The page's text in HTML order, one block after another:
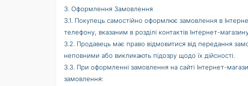
3. Оформлення Замовлення
3.1. Покупець самостійно оформлює замовлення в
телефону, вказаним в розділі контактів Інтернет-
3.2. Продавець має право відмовитися від передання
неповними або викликають підозру щодо їх дійсності.
3.3. При оформленні замовлення на сайті Інтернет-
замовлення: